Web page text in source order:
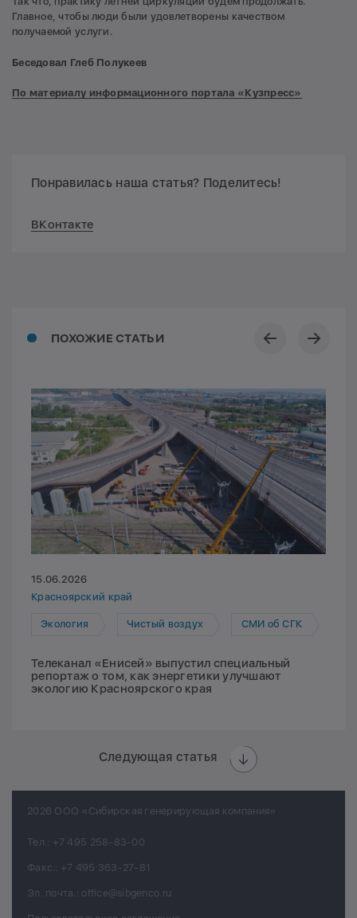
Главное, чтобы люди были удовлетворены качеством
получаемой услуги.
Беседовал Глеб Полукеев
По материалу информационного портала «Кузпресс»
Понравилась наша статья? Поделитесь!
ВКонтакте
ПОХОЖИЕ СТАТЬИ
15.06.2026
Красноярский край
Экология Чистый воздух СМИ об СГК
Телеканал «Енисей» выпустил специальный
репортаж о том, как энергетики улучшают
экологию Красноярского края
Следующая статья
2026 ООО «Сибирская генерирующая компания»
Тел.: +7 495 258-83-00
Факс.: +7 495 363-27-81
Эл. почта.: office@sibgenco.ru